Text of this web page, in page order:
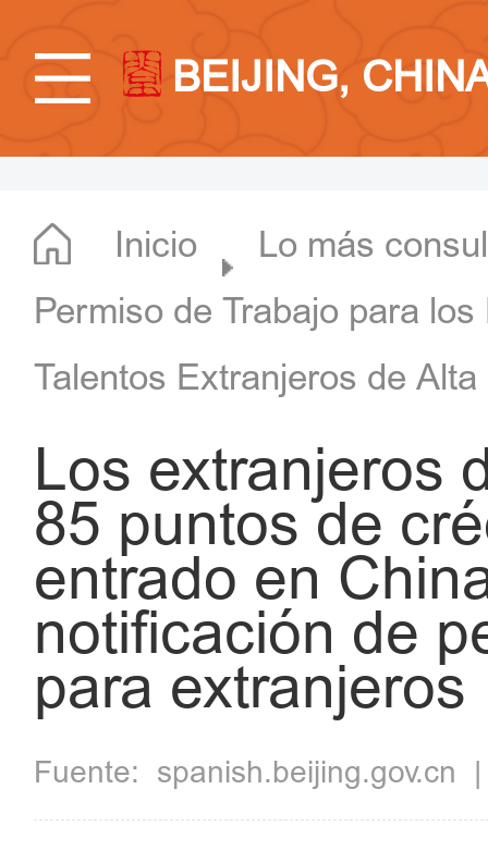
BEIJING,
Inicio
Lo más
Permiso de Trabajo para
Talentos Extranjeros de
Los extranjeros
85 puntos de
entrado en
notificación de
para extranjeros
Fuente: spanish.beijing.gov.cn